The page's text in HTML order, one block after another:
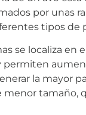
por unas
tipos de
se localiza en
permiten
la mayor
menor tamaño,